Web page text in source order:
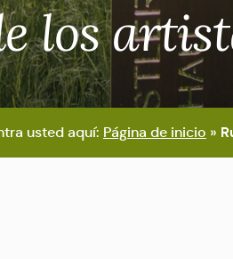
usted aquí: Página de inicio »
los